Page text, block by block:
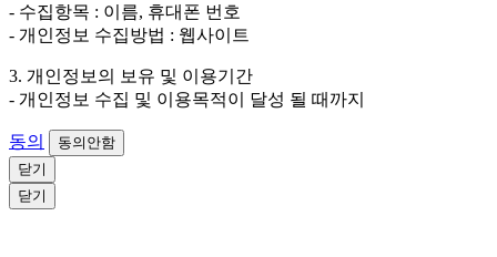
- 수집항목 : 이름, 휴대폰 번호
- 개인정보 수집방법 : 웹사이트
3. 개인정보의 보유 및 이용기간
- 개인정보 수집 및 이용목적이 달성 될 때까지
동의
동의안함
닫기
닫기